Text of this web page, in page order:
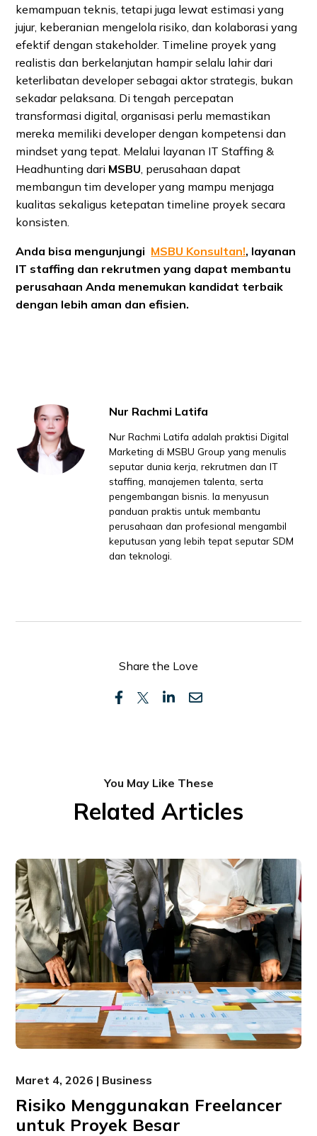
kemampuan teknis, tetapi juga lewat estimasi yang
jujur, keberanian mengelola risiko, dan kolaborasi yang
efektif dengan stakeholder. Timeline proyek yang
realistis dan berkelanjutan hampir selalu lahir dari
keterlibatan developer sebagai aktor strategis, bukan
sekadar pelaksana. Di tengah percepatan
transformasi digital, organisasi perlu memastikan
mereka memiliki developer dengan kompetensi dan
mindset yang tepat. Melalui layanan IT Staffing &
Headhunting dari MSBU , perusahaan dapat
membangun tim developer yang mampu menjaga
kualitas sekaligus ketepatan timeline proyek secara
konsisten.
Anda bisa mengunjungi MSBU Konsultan!, layanan
IT staffing dan rekrutmen yang dapat membantu
perusahaan Anda menemukan kandidat terbaik
dengan lebih aman dan efisien.
Nur Rachmi Latifa
Nur Rachmi Latifa adalah praktisi Digital
Marketing di MSBU Group yang menulis
seputar dunia kerja, rekrutmen dan IT
staffing, manajemen talenta, serta
pengembangan bisnis. Ia menyusun
panduan praktis untuk membantu
perusahaan dan profesional mengambil
keputusan yang lebih tepat seputar SDM
dan teknologi.
Share the Love
You May Like These
Related Articles
Maret 4, 2026 | Business
Risiko Menggunakan Freelancer
untuk Proyek Besar